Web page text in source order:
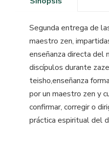
Segunda entrega de
maestro zen,
enseñanza directa del
discípulos durante
teisho,enseñanza
por un maestro zen y
confirmar, corregir o
práctica espiritual del